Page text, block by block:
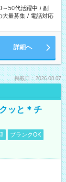
～50代活躍中 / 副
大量募集 / 電話対応
詳細へ
掲載日：2026.08.07
ッと＊チ
ブランクOK